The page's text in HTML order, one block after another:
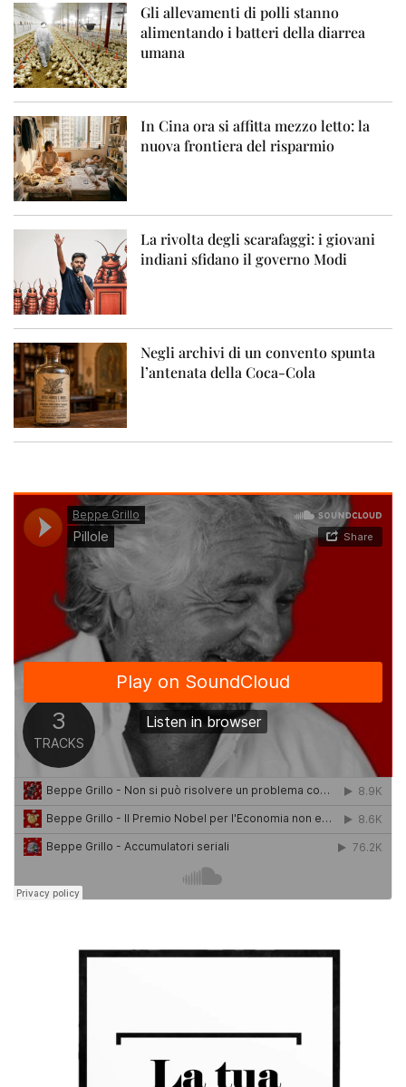
Gli allevamenti di polli stanno
alimentando i batteri della diarrea
umana
In Cina ora si affitta mezzo letto: la
nuova frontiera del risparmio
La rivolta degli scarafaggi: i giovani
indiani sfidano il governo Modi
Negli archivi di un convento spunta
l’antenata della Coca-Cola